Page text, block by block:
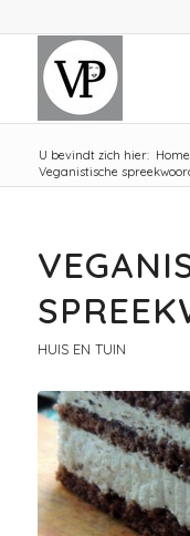
U bevindt zich hier: Home
Veganistische
HUIS EN TUIN